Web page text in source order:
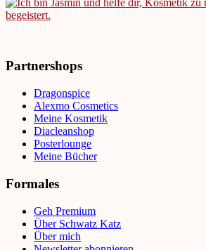
Partnershops
Dragonspice
Alexmo Cosmetics
Meine Kosmetik
Diacleanshop
Posterlounge
Meine Bücher
Formales
Geh Premium
Über Schwatz Katz
Über mich